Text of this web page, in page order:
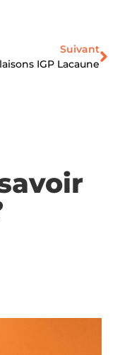
Suivant
IGP Lacaune